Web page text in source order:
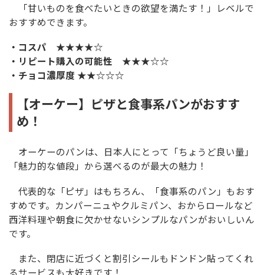
「甘いものを食べたいときの欲望を満たす！」レベルで
おすすめできます。
・コスパ ★★★★☆
・リピート購入の可能性 ★★★☆☆
・チョコ濃厚度 ★★☆☆☆
【オーケー】ピザと食事系パンがおすす
め！
オーケーのパンは、日本人にとって「ちょうど良い量」
「魅力的な値段」から選べるのが最大の魅力！
代表的な「ピザ」はもちろん、「食事系のパン」もおす
すめです。カンパーニュやクルミパン、おからロールなど
西洋料理や朝食に欠かせないシンプルなパンがおいしいん
です。
また、閉店に近づくと割引シールもドンドン貼ってくれ
るサービスも大好きです！